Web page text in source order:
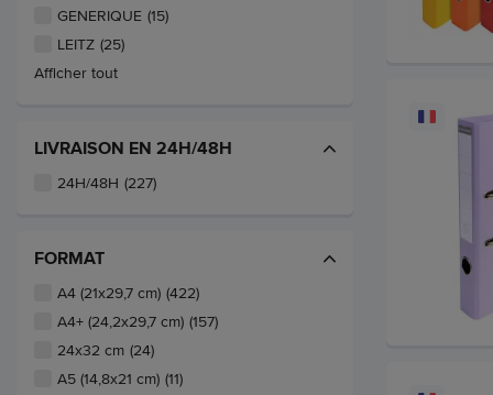
GENERIQUE (15)
LEITZ (25)
Afficher tout
LIVRAISON EN 24H/48H
24H/48H (227)
FORMAT
A4 (21x29,7 cm) (422)
A4+ (24,2x29,7 cm) (157)
24x32 cm (24)
A5 (14,8x21 cm) (11)